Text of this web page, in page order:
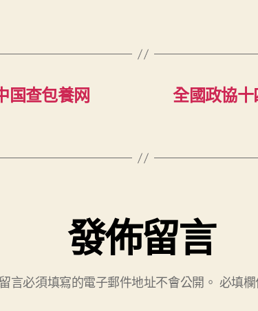
国查包養网
全國政協
發佈留言
言必須填寫的電子郵件地址不會公開。 必填